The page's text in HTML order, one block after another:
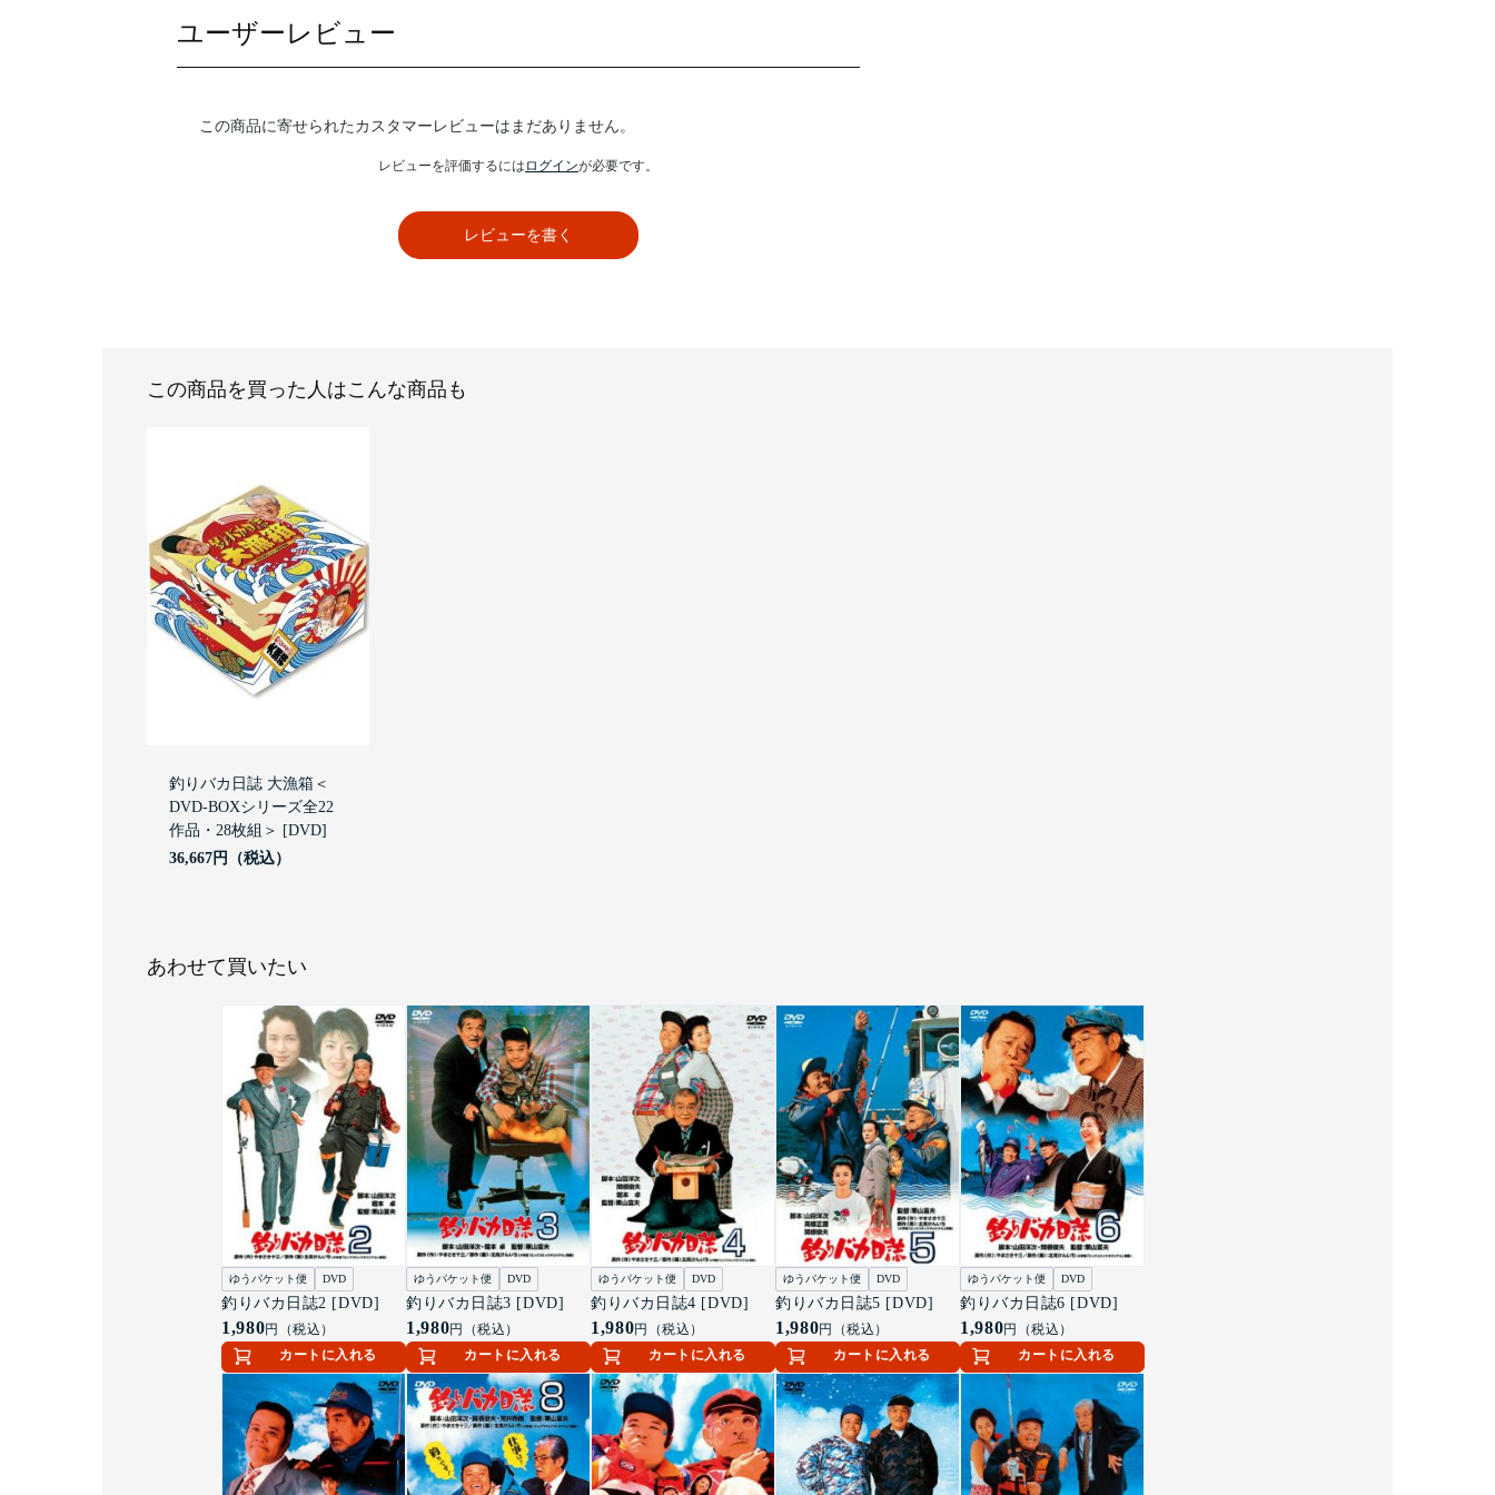
ユーザーレビュー
この商品に寄せられたカスタマーレビューはまだありません。
レビューを評価するには ログインが必要です。
レビューを書く
この商品を買った人はこんな商品も
釣りバカ日誌 大漁箱＜
DVD-BOXシリーズ全22
作品・28枚組＞ [DVD]
36,667円
あわせて買いたい
ゆうパケット便 DVD
釣りバカ日誌2 [DVD]
1,980円（税込）
カートに入れる
ゆうパケット便 DVD
釣りバカ日誌3 [DVD]
1,980円（税込）
カートに入れる
ゆうパケット便 DVD
釣りバカ日誌4 [DVD]
1,980円（税込）
カートに入れる
ゆうパケット便 DVD
釣りバカ日誌5 [DVD]
1,980円（税込）
カートに入れる
ゆうパケット便 DVD
釣りバカ日誌6 [DVD]
1,980円（税込）
カートに入れる